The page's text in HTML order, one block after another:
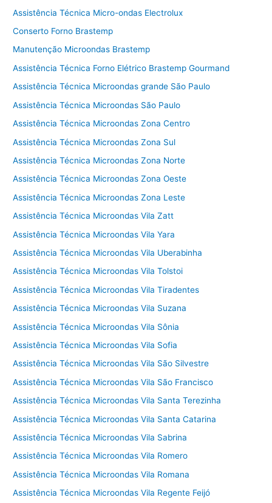
Assistência Técnica Micro-ondas Electrolux
Conserto Forno Brastemp
Manutenção Microondas Brastemp
Assistência Técnica Forno Elétrico Brastemp Gourmand
Assistência Técnica Microondas grande São Paulo
Assistência Técnica Microondas São Paulo
Assistência Técnica Microondas Zona Centro
Assistência Técnica Microondas Zona Sul
Assistência Técnica Microondas Zona Norte
Assistência Técnica Microondas Zona Oeste
Assistência Técnica Microondas Zona Leste
Assistência Técnica Microondas Vila Zatt
Assistência Técnica Microondas Vila Yara
Assistência Técnica Microondas Vila Uberabinha
Assistência Técnica Microondas Vila Tolstoi
Assistência Técnica Microondas Vila Tiradentes
Assistência Técnica Microondas Vila Suzana
Assistência Técnica Microondas Vila Sônia
Assistência Técnica Microondas Vila Sofia
Assistência Técnica Microondas Vila São Silvestre
Assistência Técnica Microondas Vila São Francisco
Assistência Técnica Microondas Vila Santa Terezinha
Assistência Técnica Microondas Vila Santa Catarina
Assistência Técnica Microondas Vila Sabrina
Assistência Técnica Microondas Vila Romero
Assistência Técnica Microondas Vila Romana
Assistência Técnica Microondas Vila Regente Feijó